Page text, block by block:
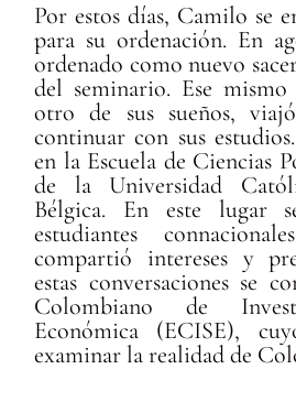
Por estos días, Camilo se
para su ordenación. En
ordenado como nuevo
del seminario. Ese
otro de sus sueños,
continuar con sus
en la Escuela de Ciencias
de la Universidad
Bélgica. En este lugar
estudiantes
compartió intereses y
estas conversaciones se
Colombiano de
Económica (ECISE),
examinar la realidad de